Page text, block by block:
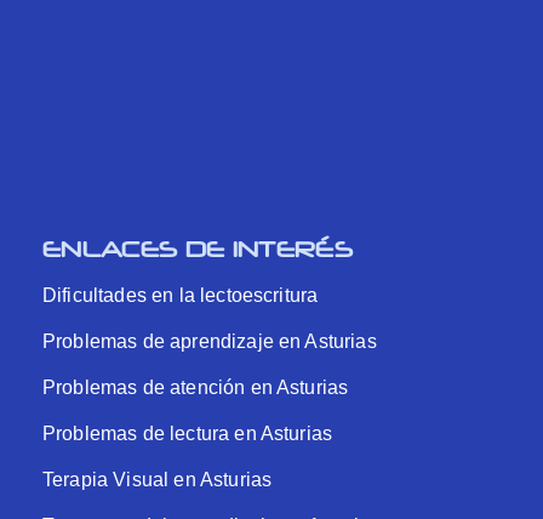
ENLACES DE INTERÉS
Dificultades en la lectoescritura
Problemas de aprendizaje en Asturias
Problemas de atención en Asturias
Problemas de lectura en Asturias
Terapia Visual en Asturias